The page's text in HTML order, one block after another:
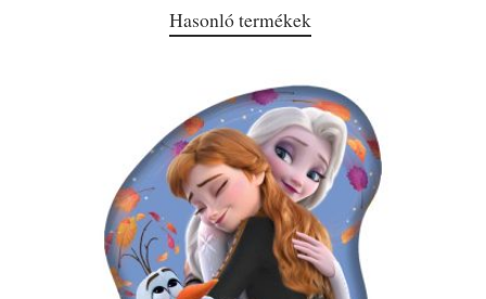
Hasonló termékek